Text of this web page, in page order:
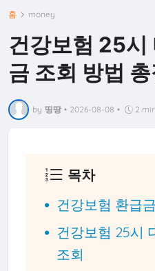
홈 money
건강보험 25시
금 조회 방법
by 띵땅 • 2026-08-08 • 2
목차
건강보험 환급
건강보험 25시
조회